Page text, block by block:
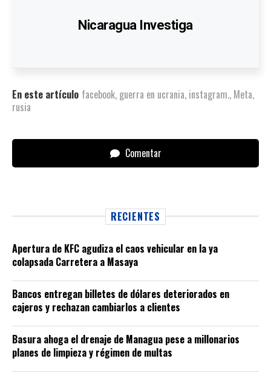
Nicaragua Investiga
En este artículo facebook, guerra en ucrania, instagram., Meta,
rusia
Comentar
RECIENTES
Apertura de KFC agudiza el caos vehicular en la ya
colapsada Carretera a Masaya
Bancos entregan billetes de dólares deteriorados en
cajeros y rechazan cambiarlos a clientes
Basura ahoga el drenaje de Managua pese a millonarios
planes de limpieza y régimen de multas